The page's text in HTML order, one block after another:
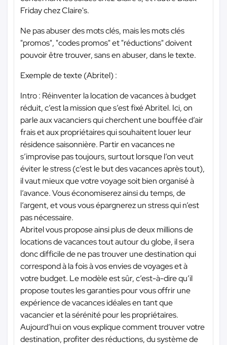
Friday chez Claire's.
Ne pas abuser des mots clés, mais les mots clés
"promos", "codes promos" et "réductions" doivent
pouvoir être trouver, sans en abuser, dans le texte.
Exemple de texte (Abritel) :
Intro : Réinventer la location de vacances à budget
réduit, c’est la mission que s’est fixé Abritel. Ici, on
parle aux vacanciers qui cherchent une bouffée d’air
frais et aux propriétaires qui souhaitent louer leur
résidence saisonnière. Partir en vacances ne
s’improvise pas toujours, surtout lorsque l’on veut
éviter le stress (c’est le but des vacances après tout),
il vaut mieux que votre voyage soit bien organisé à
l’avance. Vous économiserez ainsi du temps, de
l’argent, et vous vous épargnerez un stress qui n’est
pas nécessaire.
Abritel vous propose ainsi plus de deux millions de
locations de vacances tout autour du globe, il sera
donc difficile de ne pas trouver une destination qui
correspond à la fois à vos envies de voyages et à
votre budget. Le modèle est sûr, c’est-à-dire qu’il
propose toutes les garanties pour vous offrir une
expérience de vacances idéales en tant que
vacancier et la sérénité pour les propriétaires.
Aujourd’hui on vous explique comment trouver votre
destination, profiter des réductions, du système de